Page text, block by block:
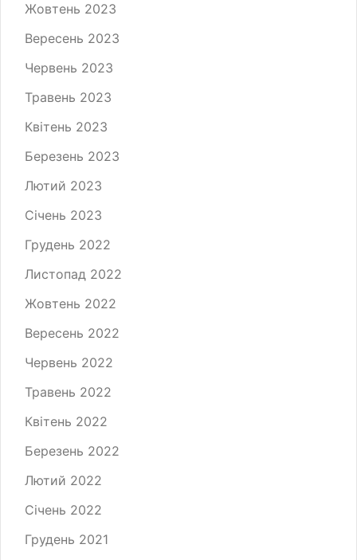
Жовтень 2023
Вересень 2023
Червень 2023
Травень 2023
Квітень 2023
Березень 2023
Лютий 2023
Січень 2023
Грудень 2022
Листопад 2022
Жовтень 2022
Вересень 2022
Червень 2022
Травень 2022
Квітень 2022
Березень 2022
Лютий 2022
Січень 2022
Грудень 2021